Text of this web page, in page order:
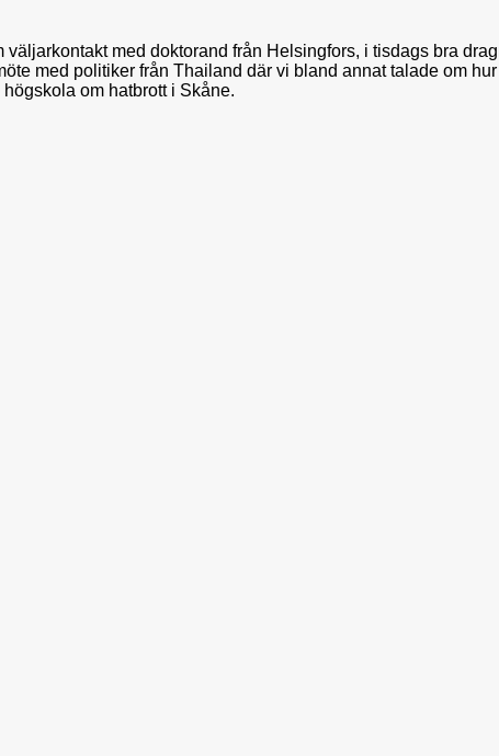
med doktorand från Helsingfors, i tisdags bra
med politiker från Thailand där vi bland annat talade om
om hatbrott i Skåne.